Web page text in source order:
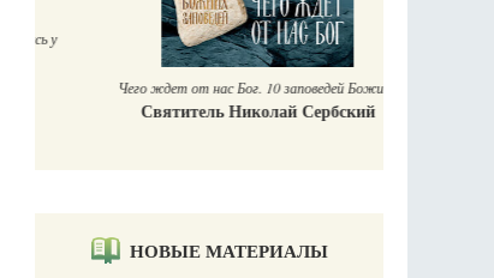
Чего ждет от нас Бог. 10 заповедей Божиих
Святитель Николай Сербский
НОВЫЕ МАТЕРИАЛЫ